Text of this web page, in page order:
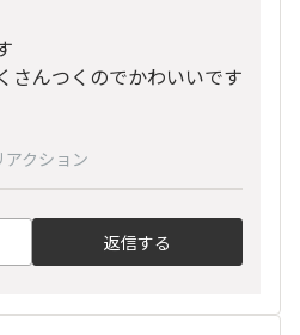
さんつくのでかわいいです
アクション
返信する